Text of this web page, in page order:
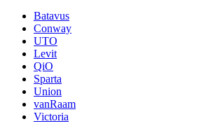
Batavus
Conway
UTO
Levit
QiO
Sparta
Union
vanRaam
Victoria